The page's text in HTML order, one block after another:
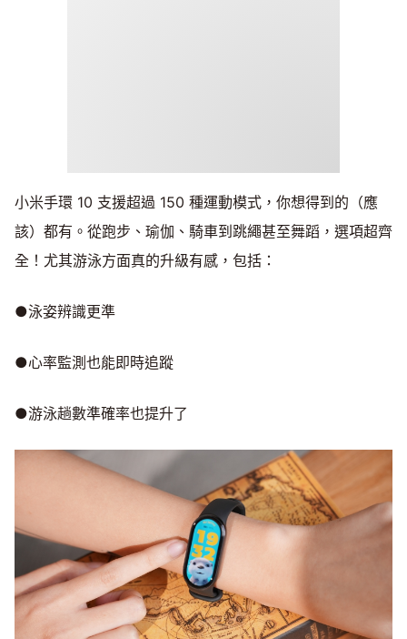
小米手環 10 支援超過 150 種運動模式，你想得到的（應
該）都有。從跑步、瑜伽、騎車到跳繩甚至舞蹈，選項超齊
全！尤其游泳方面真的升級有感，包括：
●泳姿辨識更準
●心率監測也能即時追蹤
●游泳趟數準確率也提升了